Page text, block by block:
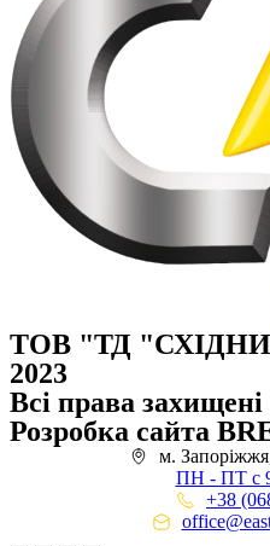
ТОВ "ТД
2023
Всі права захищені
Розробка сайта
м.
ПН - ПТ с
+38